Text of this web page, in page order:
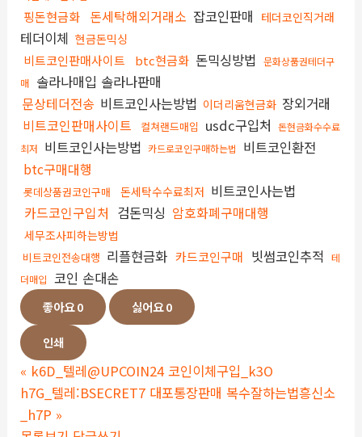
핑돈현금화 돈세탁해외거래소 잡코인판매 테더코인직거래
테더이체 현금돈믹싱
비트코인판매사이트 btc현금화 돈믹싱방법
문화상품권테더구
매 솔라나매입 솔라나판매
문상테더전송 비트코인사는방법 이더리움현금화 장외거래
비트코인판매사이트
컬쳐랜드매입 usdc구입처
돈현금화수수료
최저 비트코인사는방법 카드로코인구매하는법
비트코인환전
btc구매대행
롯데상품권코인구매 돈세탁수수료최저 비트코인사는법
카드코인구입처 검돈믹싱 암호화폐구매대행
세무조사피하는방법
비트코인전송대행 리플현금화 카드코인구매 빗썸코인추적
테
더매입 코인 손대손
좋아요0 싫어요0
인쇄
« k6D_텔레@UPCOIN24 코인이체구입_k3O
h7G_텔레:BSECRET7 대포통장판매 복수잘하는법흥신소
_h7P »